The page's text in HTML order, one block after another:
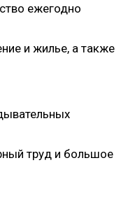
ежегодно
и жилье, а также
труд и большое